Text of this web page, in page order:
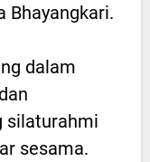
Bhayangkari.
dalam
silaturahmi
sesama.